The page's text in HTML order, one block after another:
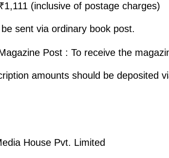
(inclusive of postage charges)
sent via ordinary book post.
Post : To receive the
amounts should be deposited
House Pvt. Limited